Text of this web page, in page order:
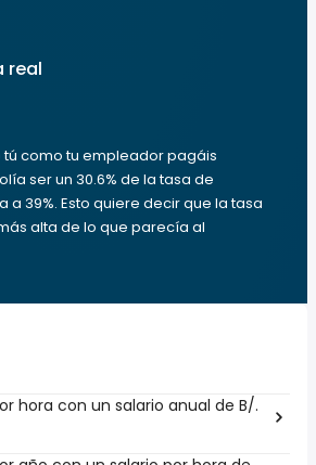
real
tú como tu empleador pagáis
ser un 30.6% de la tasa de
a 39%. Esto quiere decir que la tasa
alta de lo que parecía al
hora con un salario anual de B/.